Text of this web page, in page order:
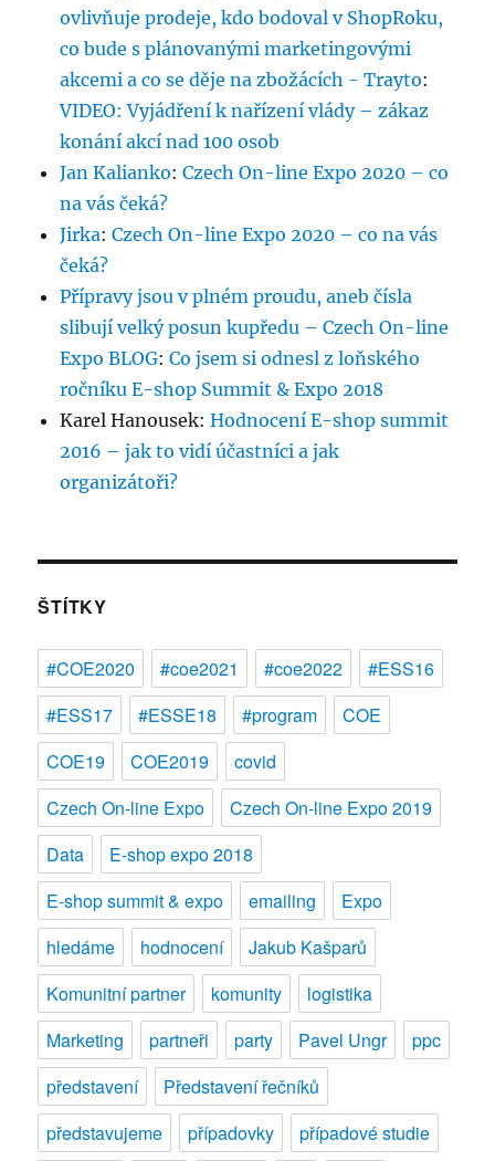
ovlivňuje prodeje, kdo bodoval v ShopRoku,
co bude s plánovanými marketingovými
akcemi a co se děje na zbožácích - Trayto:
VIDEO: Vyjádření k nařízení vlády – zákaz
konání akcí nad 100 osob
Jan Kalianko:Czech On-line Expo 2020 – co
na vás čeká?
Jirka:Czech On-line Expo 2020 – co na vás
čeká?
Přípravy jsou v plném proudu, aneb čísla
slibují velký posun kupředu – Czech On-line
Expo BLOG:Co jsem si odnesl z loňského
ročníku E-shop Summit & Expo 2018
Karel Hanousek:Hodnocení E-shop summit
2016 – jak to vidí účastníci a jak
organizátoři?
ŠTÍTKY
#COE2020 #coe2021 #coe2022
#ESS16
#ESS17
#ESSE18 #program
COE
COE19
COE2019
covid
Czech On-line Expo
Czech On-line Expo 2019
Data
E-shop expo 2018
E-shop summit & expo
emailing
Expo
hledáme
hodnocení
Jakub Kašparů
Komunitní partner
komunity
logistika
Marketing
partneři party Pavel Ungr
ppc
představení
Představení řečníků
představujeme
případovky
případové studie